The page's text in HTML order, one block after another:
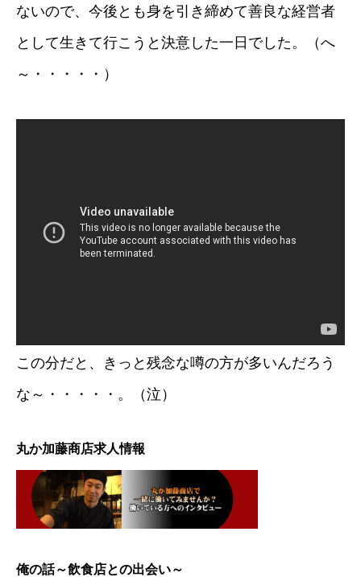
ないので、今後とも身を引き締めて善良な経営者
として生きて行こうと決意した一日でした。（へ
～・・・・・）
この分だと、きっと残念な噂の方が多いんだろう
な～・・・・・。（泣）
丸か加藤商店求人情報
俺の話～飲食店との出会い～